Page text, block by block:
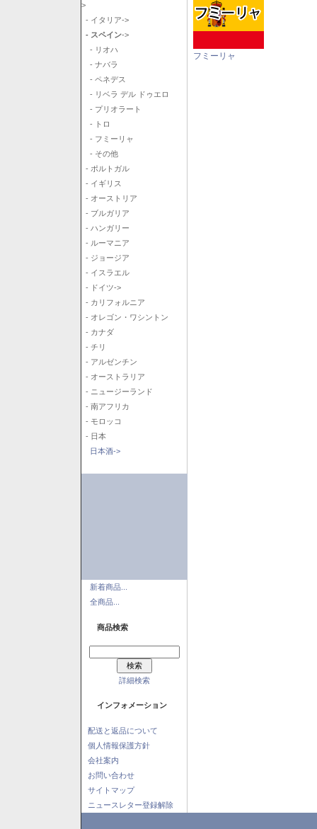
>
- イタリア->
- スペイン->
- リオハ
- ナバラ
- ペネデス
- リベラ デル ドゥエロ
- プリオラート
- トロ
- フミーリャ
- その他
- ポルトガル
- イギリス
- オーストリア
- ブルガリア
- ハンガリー
- ルーマニア
- ジョージア
- イスラエル
- ドイツ->
- カリフォルニア
- オレゴン・ワシントン
- カナダ
- チリ
- アルゼンチン
- オーストラリア
- ニュージーランド
- 南アフリカ
- モロッコ
- 日本
日本酒->
新着商品...
全商品...
商品検索
詳細検索
インフォメーション
配送と返品について
個人情報保護方針
会社案内
お問い合わせ
サイトマップ
ニュースレター登録解除
フミーリャ